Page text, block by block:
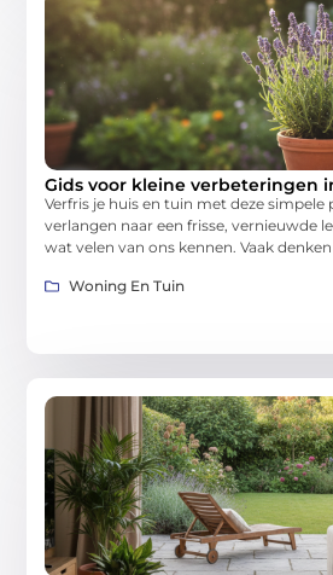
Gids voor kleine verbeteringen
Verfris je huis en tuin met deze simpele
verlangen naar een frisse, vernieuwde
wat velen van ons kennen. Vaak denken
Woning En Tuin